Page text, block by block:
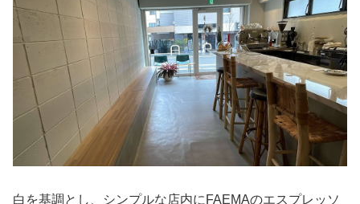
白を基調とし、シンプルな店内にFAEMAのエスプレッソ